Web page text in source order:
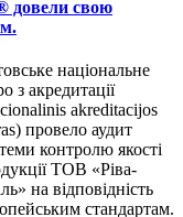
довели свою
національне
з акредитації
akreditacijos
провело аудит
контролю якості
ТОВ «Ріва-
на відповідність
стандартам.